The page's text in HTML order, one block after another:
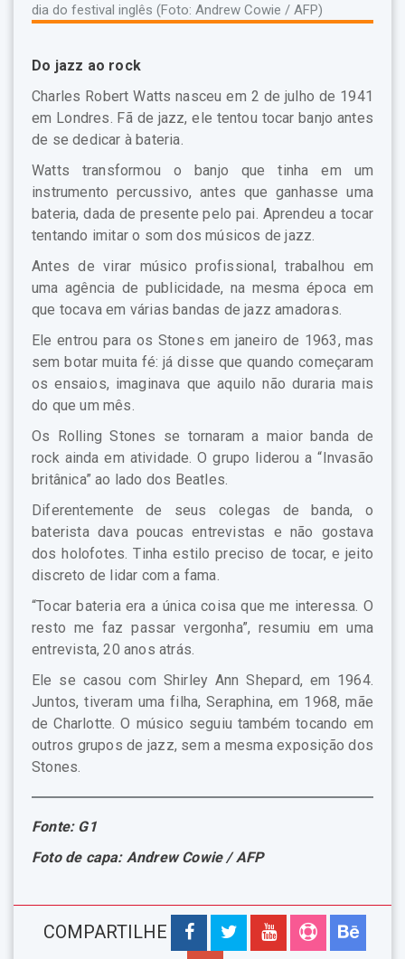
dia do festival inglês (Foto: Andrew Cowie / AFP)
Do jazz ao rock
Charles Robert Watts nasceu em 2 de julho de 1941
em Londres. Fã de jazz, ele tentou tocar banjo antes
de se dedicar à bateria.
Watts transformou o banjo que tinha em um
instrumento percussivo, antes que ganhasse uma
bateria, dada de presente pelo pai. Aprendeu a tocar
tentando imitar o som dos músicos de jazz.
Antes de virar músico profissional, trabalhou em
uma agência de publicidade, na mesma época em
que tocava em várias bandas de jazz amadoras.
Ele entrou para os Stones em janeiro de 1963, mas
sem botar muita fé: já disse que quando começaram
os ensaios, imaginava que aquilo não duraria mais
do que um mês.
Os Rolling Stones se tornaram a maior banda de
rock ainda em atividade. O grupo liderou a “Invasão
britânica” ao lado dos Beatles.
Diferentemente de seus colegas de banda, o
baterista dava poucas entrevistas e não gostava
dos holofotes. Tinha estilo preciso de tocar, e jeito
discreto de lidar com a fama.
“Tocar bateria era a única coisa que me interessa. O
resto me faz passar vergonha”, resumiu em uma
entrevista, 20 anos atrás.
Ele se casou com Shirley Ann Shepard, em 1964.
Juntos, tiveram uma filha, Seraphina, em 1968, mãe
de Charlotte. O músico seguiu também tocando em
outros grupos de jazz, sem a mesma exposição dos
Stones.
Fonte: G1
Foto de capa: Andrew Cowie / AFP
COMPARTILHE